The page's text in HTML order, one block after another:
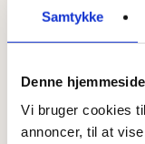
Samtykke
Denne
Vi bruger cookies
annoncer, til at
områder,
Vores